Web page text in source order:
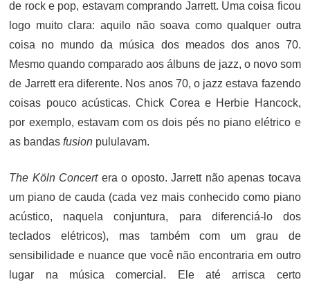
de rock e pop, estavam comprando Jarrett. Uma coisa ficou
logo muito clara: aquilo não soava como qualquer outra
coisa no mundo da música dos meados dos anos 70.
Mesmo quando comparado aos álbuns de jazz, o novo som
de Jarrett era diferente. Nos anos 70, o jazz estava fazendo
coisas pouco acústicas. Chick Corea e Herbie Hancock,
por exemplo, estavam com os dois pés no piano elétrico e
as bandasfusion pululavam.
The Köln Concertera o oposto. Jarrett não apenas tocava
um piano de cauda (cada vez mais conhecido como piano
acústico, naquela conjuntura, para diferenciá-lo dos
teclados elétricos), mas também com um grau de
sensibilidade e nuance que você não encontraria em outro
lugar na música comercial. Ele até arrisca certo